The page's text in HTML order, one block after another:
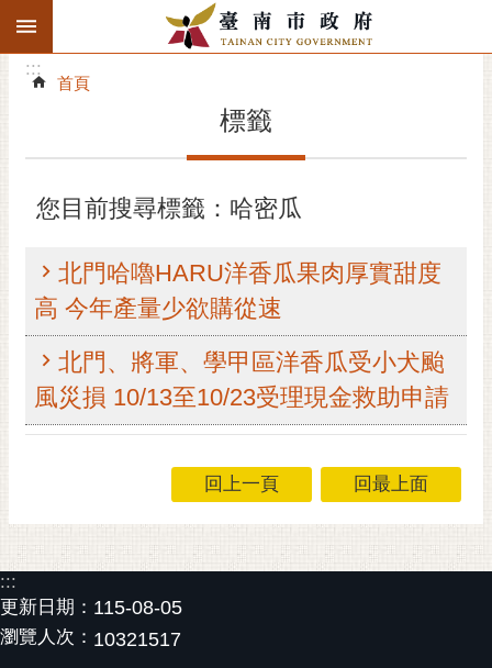
跳到主要內容區塊
搜
階
精彩府城
市府團隊
主題服務
市政資訊
黃
偉
哲
螢
光
:::
:::
首頁
標籤
您目前搜尋標籤：哈密瓜
北門哈嚕HARU洋香瓜果肉厚實甜度
高 今年產量少欲購從速
北門、將軍、學甲區洋香瓜受小犬颱
風災損 10/13至10/23受理現金救助申請
回上一頁 回最上面
:::
更新日期： 115-08-05
瀏覽人次： 10321517